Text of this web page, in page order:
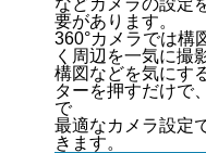
要があります。
360°カメラでは構
く周辺を一気に撮
構図などを気にす
ターを押すだけで
で
最適なカメラ設定
きます。